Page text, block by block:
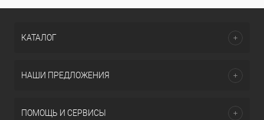
КАТАЛОГ
НАШИ ПРЕДЛОЖЕНИЯ
ПОМОЩЬ И СЕРВИСЫ